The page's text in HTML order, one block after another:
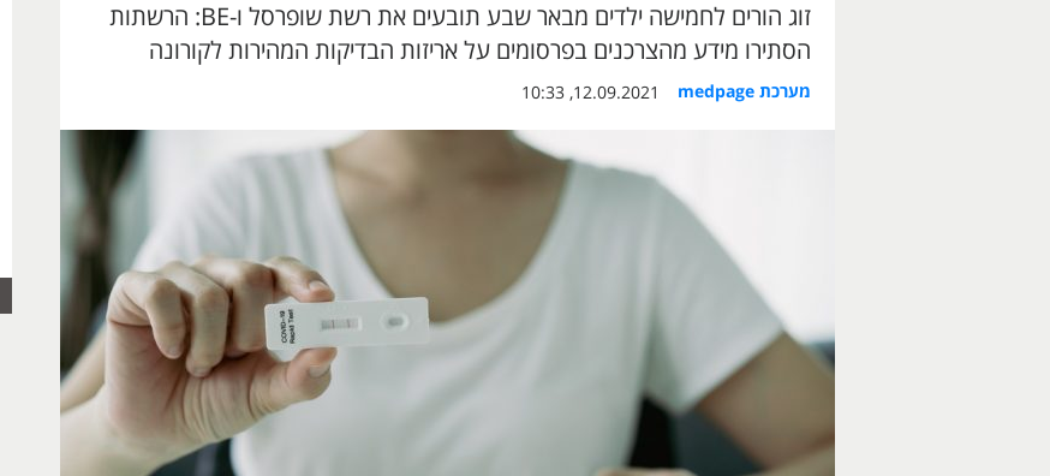
זוג הורים לחמישה ילדים מבאר שבע תובעים את רשת שופרסל ו-BE: הרשתות
הסתירו מידע מהצרכנים בפרסומים על אריזות הבדיקות המהירות לקורונה
מערכת medpage 12.09.2021, 10:33